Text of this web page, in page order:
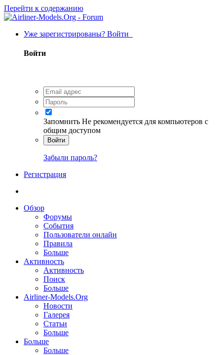
Перейти к содержанию
Уже зарегистрированы? Войти
Войти
Запомнить Не рекомендуется для компьютеров с
общим доступом
Войти
Забыли пароль?
Регистрация
Обзор
Форумы
События
Пользователи онлайн
Правила
Больше
Активность
Активность
Поиск
Больше
Airliner-Models.Org
Новости
Галерея
Статьи
Больше
Больше
Больше